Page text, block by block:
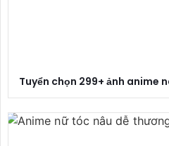
Tuyển chọn 299+ ảnh anime